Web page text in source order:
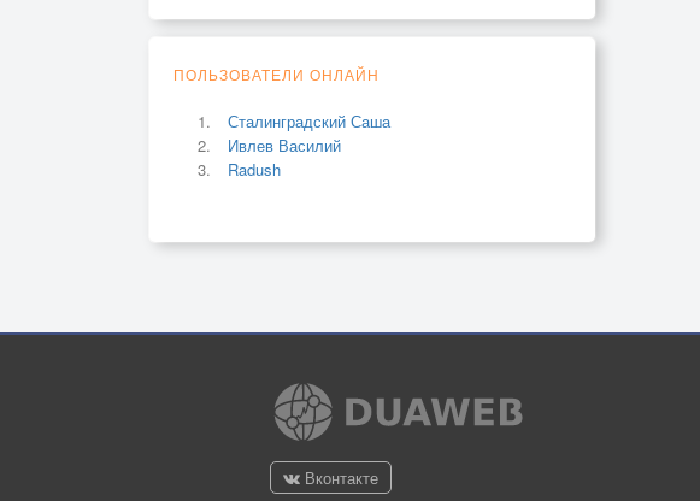
ПОЛЬЗОВАТЕЛИ ОНЛАЙН
Сталинградский Саша
Ивлев Василий
Radush
Вконтакте